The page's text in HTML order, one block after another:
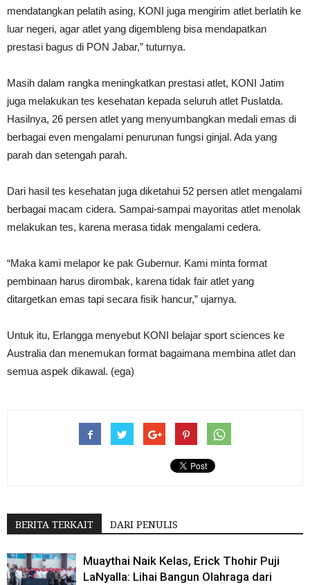
mendatangkan pelatih asing, KONI juga mengirim atlet berlatih ke
luar negeri, agar atlet yang digembleng bisa mendapatkan
prestasi bagus di PON Jabar,” tuturnya.
Masih dalam rangka meningkatkan prestasi atlet, KONI Jatim
juga melakukan tes kesehatan kepada seluruh atlet Puslatda.
Hasilnya, 26 persen atlet yang menyumbangkan medali emas di
berbagai even mengalami penurunan fungsi ginjal. Ada yang
parah dan setengah parah.
Dari hasil tes kesehatan juga diketahui 52 persen atlet mengalami
berbagai macam cidera. Sampai-sampai mayoritas atlet menolak
melakukan tes, karena merasa tidak mengalami cedera.
“Maka kami melapor ke pak Gubernur. Kami minta format
pembinaan harus dirombak, karena tidak fair atlet yang
ditargetkan emas tapi secara fisik hancur,” ujarnya.
Untuk itu, Erlangga menyebut KONI belajar sport sciences ke
Australia dan menemukan format bagaimana membina atlet dan
semua aspek dikawal. (ega)
BERITA TERKAIT DARI PENULIS
Muaythai Naik Kelas, Erick Thohir Puji
LaNyalla: Lihai Bangun Olahraga dari